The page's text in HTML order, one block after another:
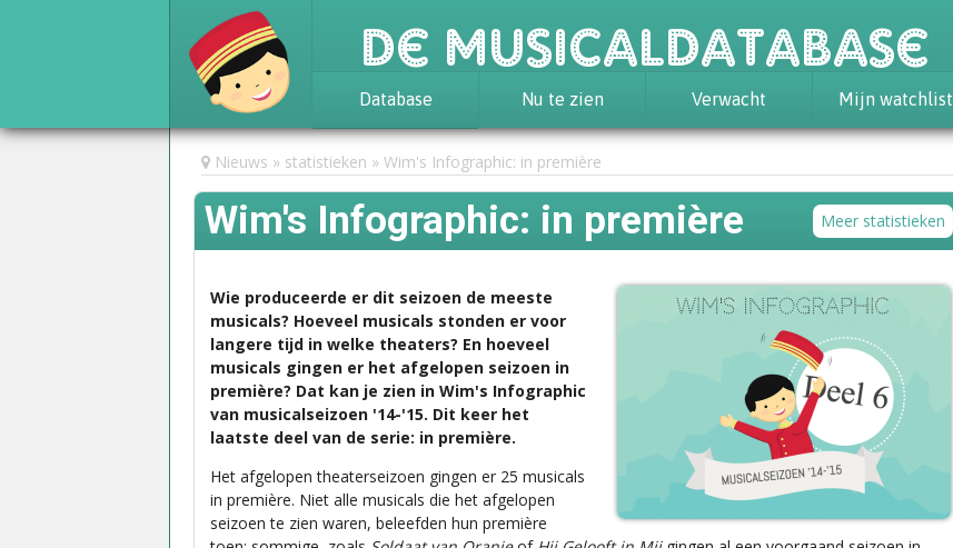
De Musicaldatabase
Database
Achtergrond
Awards
Statistieken
Nu te zien Verwacht Mijn watchlist
Nieuws statistieken Wim's Infographic: in première
Wim's Infographic: in première Meer statistieken
Wie produceerde er dit seizoen de meeste
musicals? Hoeveel musicals stonden er voor
langere tijd in welke theaters? En hoeveel
musicals gingen er het afgelopen seizoen in
première? Dat kan je zien in Wim's Infographic
van musicalseizoen '14-'15. Dit keer het
laatste deel van de serie: in première.
Het afgelopen theaterseizoen gingen er 25 musicals
in première. Niet alle musicals die het afgelopen
seizoen te zien waren, beleefden hun première